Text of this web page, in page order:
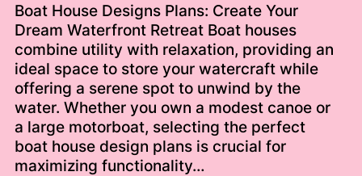
Boat House Designs Plans: Create Your
Dream Waterfront Retreat Boat houses
combine utility with relaxation, providing an
ideal space to store your watercraft while
offering a serene spot to unwind by the
water. Whether you own a modest canoe or
a large motorboat, selecting the perfect
boat house design plans is crucial for
maximizing functionality…